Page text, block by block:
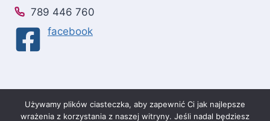
789 446 760
facebook
Używamy plików ciasteczka, aby zapewnić Ci jak najlepsze
wrażenia z korzystania z naszej witryny. Jeśli nadal będziesz